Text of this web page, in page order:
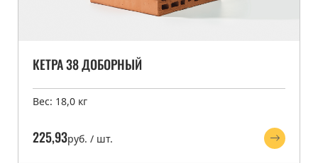
КЕТРА 38 ДОБОРНЫЙ
Вес: 18,0 кг
225,93руб. / шт.